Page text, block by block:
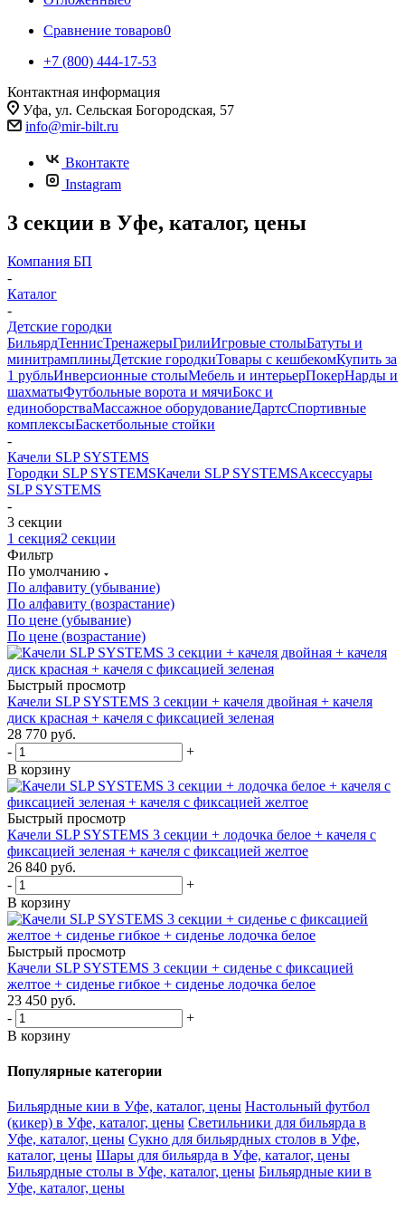
Сравнение товаров0
+7 (800) 444-17-53
Контактная информация
Уфа, ул. Сельская Богородская, 57
info@mir-bilt.ru
Вконтакте
Instagram
3 секции в Уфе, каталог, цены
Компания БП
-
Каталог
-
Детские городки
БильярдТеннисТренажерыГрилиИгровые столыБатуты и
минитрамплиныДетские городкиТовары с кешбекомКупить за
1 рубльИнверсионные столыМебель и интерьерПокерНарды и
шахматыФутбольные ворота и мячиБокс и
единоборстваМассажное оборудованиеДартсСпортивные
комплексыБаскетбольные стойки
-
Качели SLP SYSTEMS
Городки SLP SYSTEMSКачели SLP SYSTEMSАксессуары
SLP SYSTEMS
-
3 секции
1 секция2 секции
Фильтр
По умолчанию
По алфавиту (убывание)
По алфавиту (возрастание)
По цене (убывание)
По цене (возрастание)
Быстрый просмотр
Качели SLP SYSTEMS 3 секции + качеля двойная + качеля
диск красная + качеля с фиксацией зеленая
28 770 руб.
-
+
В корзину
Быстрый просмотр
Качели SLP SYSTEMS 3 секции + лодочка белое + качеля с
фиксацией зеленая + качеля с фиксацией желтое
26 840 руб.
-
+
В корзину
Быстрый просмотр
Качели SLP SYSTEMS 3 секции + сиденье с фиксацией
желтое + сиденье гибкое + сиденье лодочка белое
23 450 руб.
-
+
В корзину
Популярные категории
Бильярдные кии в Уфе, каталог, цены Настольный футбол
(кикер) в Уфе, каталог, цены Светильники для бильярда в
Уфе, каталог, цены Сукно для бильярдных столов в Уфе,
каталог, цены Шары для бильярда в Уфе, каталог, цены
Бильярдные столы в Уфе, каталог, цены Бильярдные кии в
Уфе, каталог, цены